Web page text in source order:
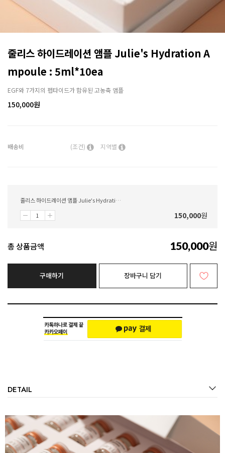
줄리스 하이드레이션 앰플 Julie's Hydration A
mpoule : 5ml*10ea
EGF와 7가지의 펩타이드가 함유된 고농축 앰플
150,000원
배송비 (조건) 지역별
줄리스 하이드레이션 앰플 Julie's Hydration Ampoule : 5ml*10ea
150,000원
총 상품금액 150,000원
구매하기 장바구니 담기
DETAIL